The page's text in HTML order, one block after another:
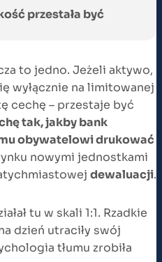
przestała być
to jedno. Jeżeli aktywo,
wyłącznie na limitowanej
cechę – przestaje być
tak, jakby bank
obywatelowi drukować
nowymi jednostkami
dewaluacji.
tu w skali 1:1. Rzadkie
dzień utraciły swój
tłumu zrobiła